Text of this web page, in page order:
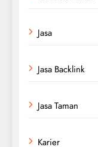
Jasa
Jasa Backlink
Jasa Taman
Karier